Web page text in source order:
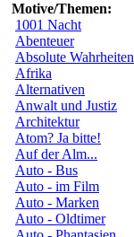
Motive/Themen:
1001 Nacht
Abenteuer
Absolute Wahrheiten
Afrika
Alternativen
Anwalt und Justiz
Architektur
Atom? Ja bitte!
Auf der Alm...
Auto - Bus
Auto - im Film
Auto - Marken
Auto - Oldtimer